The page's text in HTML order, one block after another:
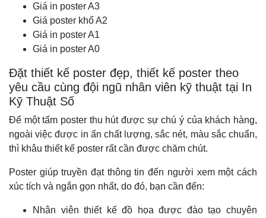
Giá in poster A3
Giá poster khổ A2
Giá in poster A1
Giá in poster A0
Đặt thiết kế poster đẹp, thiết kế poster theo
yêu cầu cùng đội ngũ nhân viên kỹ thuật tại In
Kỹ Thuật Số
Để một tấm poster thu hút được sự chú ý của khách hàng,
ngoài việc được in ấn chất lượng, sắc nét, màu sắc chuẩn,
thì khâu thiết kế poster rất cần được chăm chút.
Poster giúp truyền đạt thông tin đến người xem một cách
xúc tích và ngắn gọn nhất, do đó, bạn cần đến:
Nhân viên thiết kế đồ họa được đào tạo chuyên